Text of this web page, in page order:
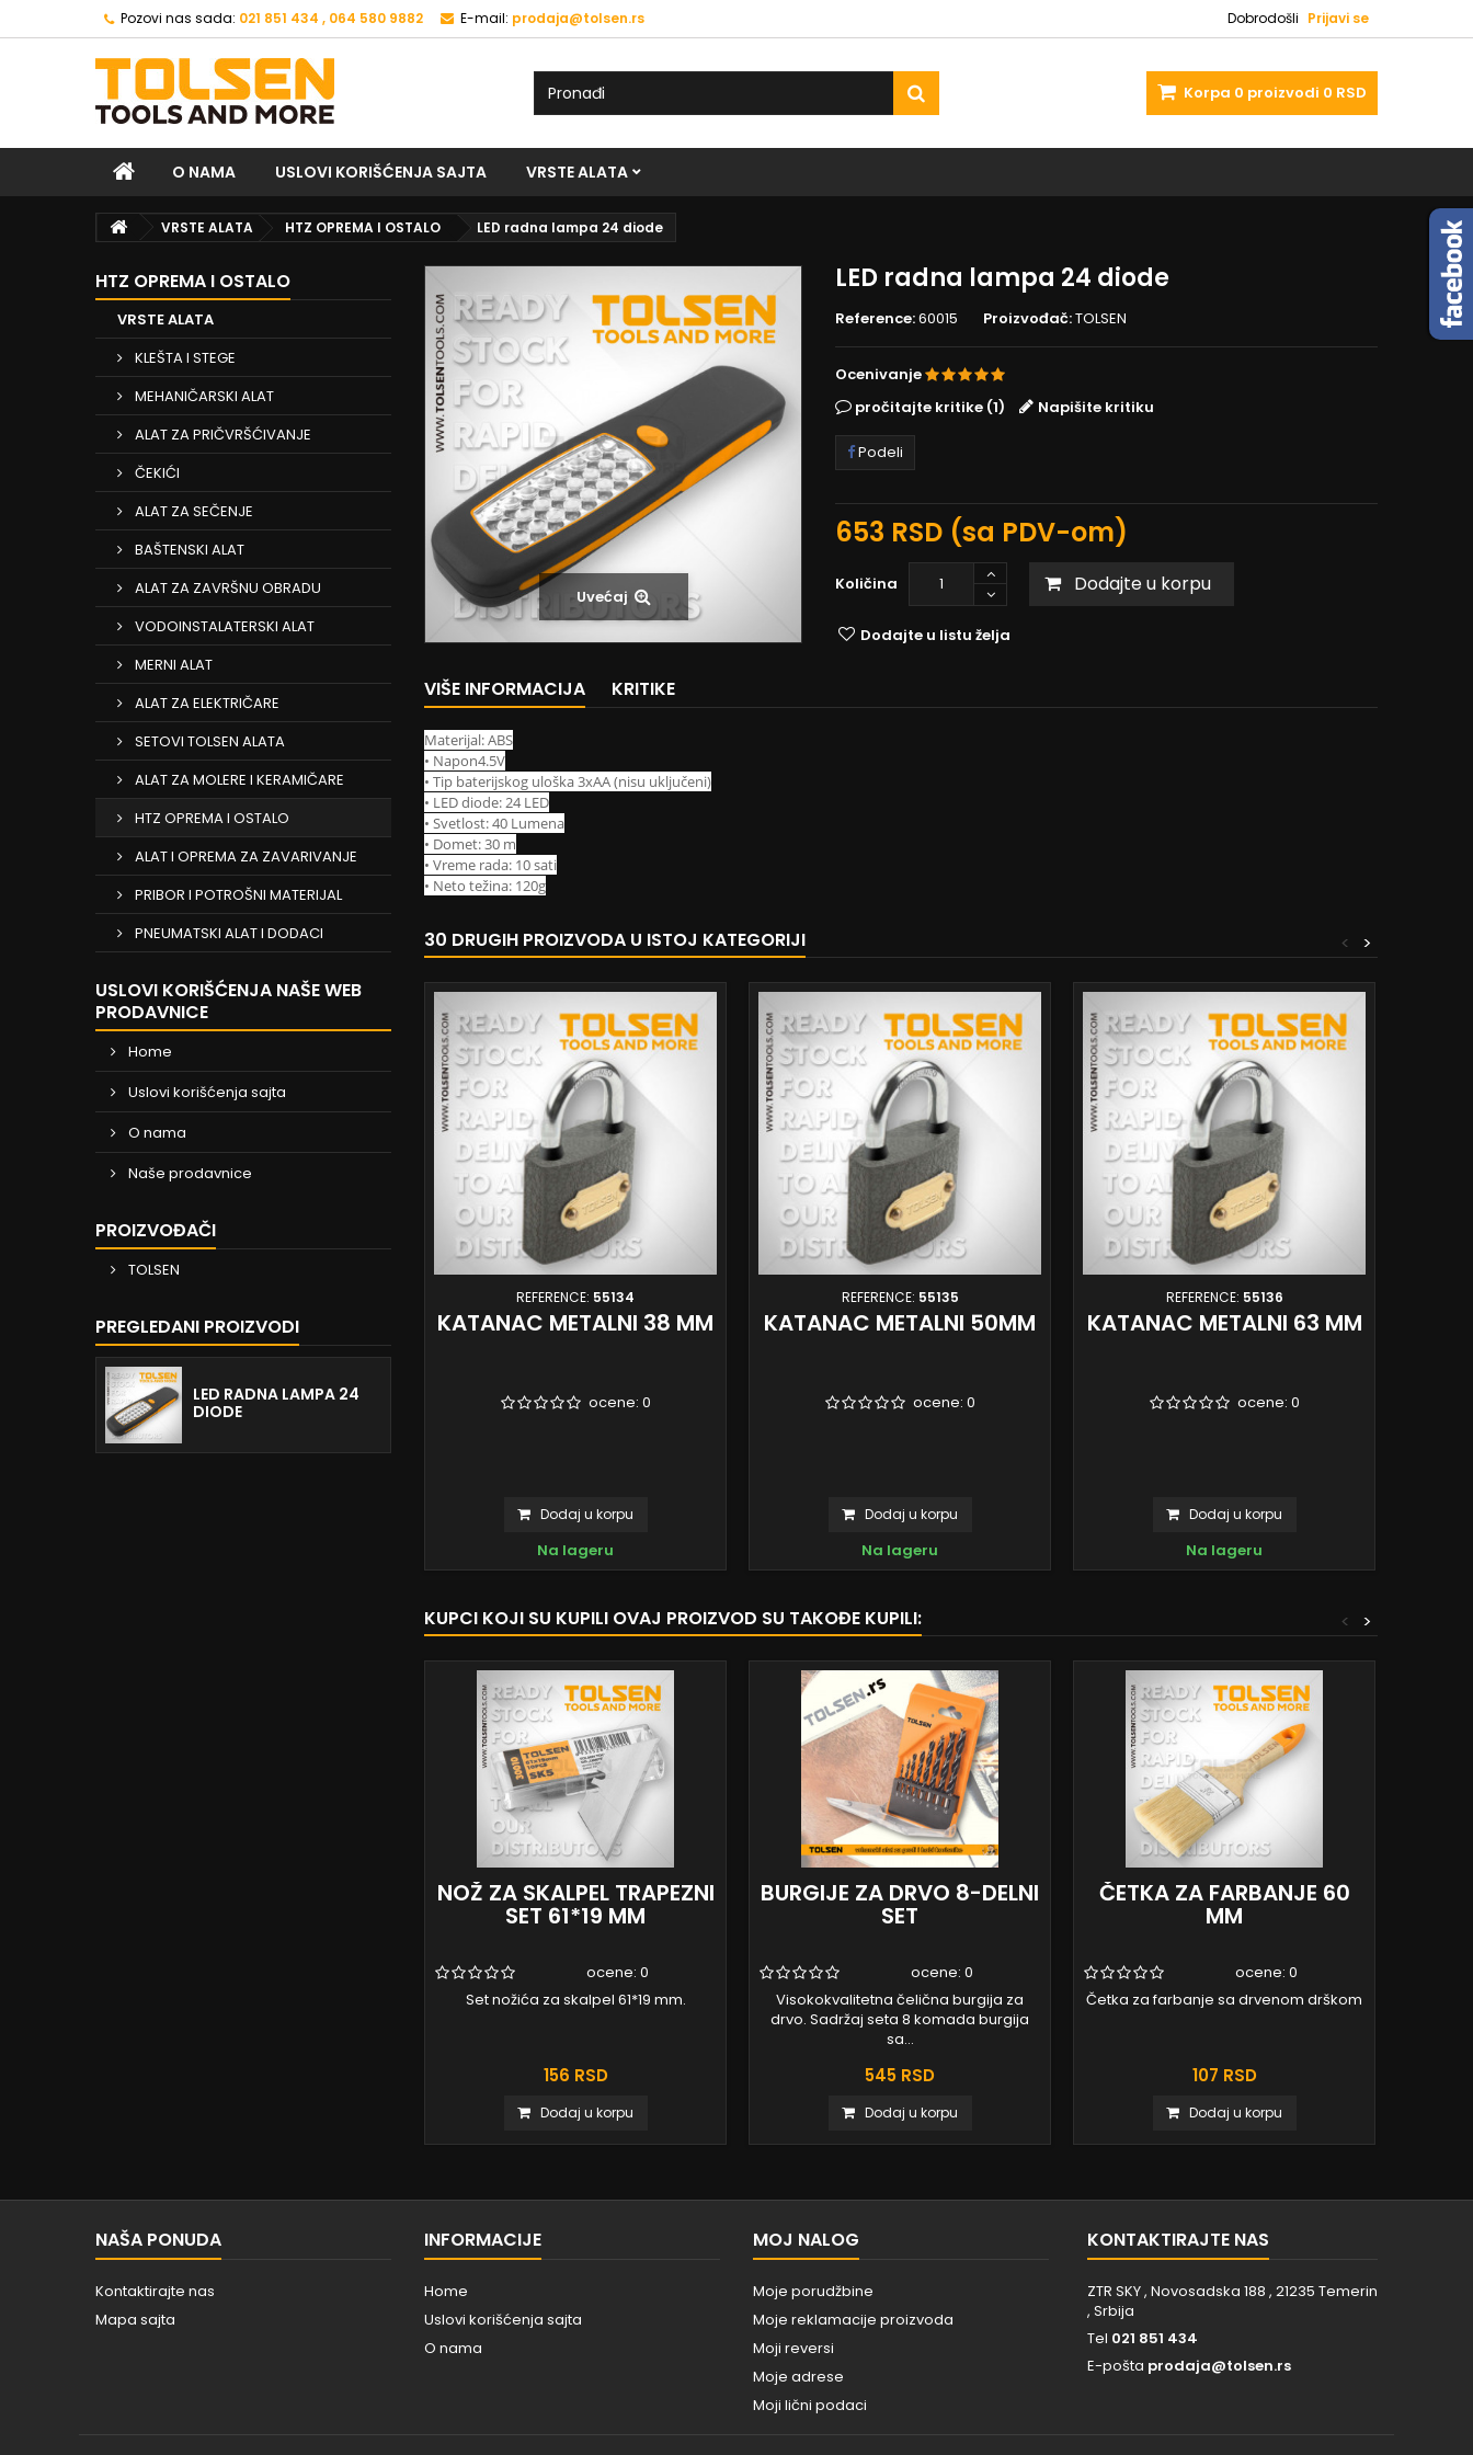
Dobrodošli Prijavi se
Pozovi nas sada: 021 851 434 , 064 580 9882 E-mail: prodaja@tolsen.rs
Korpa 0 proizvodi 0 RSD
O NAMA USLOVI KORIŠĆENJA SAJTA VRSTE ALATA
VRSTE ALATA HTZ OPREMA I OSTALO LED radna lampa 24 diode
HTZ OPREMA I OSTALO
VRSTE ALATA
KLEŠTA I STEGE
MEHANIČARSKI ALAT
ALAT ZA PRIČVRŠĆIVANJE
ČEKIĆI
ALAT ZA SEČENJE
BAŠTENSKI ALAT
ALAT ZA ZAVRŠNU OBRADU
VODOINSTALATERSKI ALAT
MERNI ALAT
ALAT ZA ELEKTRIČARE
SETOVI TOLSEN ALATA
ALAT ZA MOLERE I KERAMIČARE
HTZ OPREMA I OSTALO
ALAT I OPREMA ZA ZAVARIVANJE
PRIBOR I POTROŠNI MATERIJAL
PNEUMATSKI ALAT I DODACI
USLOVI KORIŠĆENJA NAŠE WEB
PRODAVNICE
Home
Uslovi korišćenja sajta
O nama
Naše prodavnice
PROIZVOĐAČI
TOLSEN
PREGLEDANI PROIZVODI
LED RADNA LAMPA 24
DIODE
Uvećaj
LED radna lampa 24 diode
Reference:60015 Proizvođač:TOLSEN
Ocenivanje
pročitajte kritike (1)
Napišite kritiku
Podeli
653 RSD (sa PDV-om)
Količina Dodajte u korpu
Dodajte u listu želja
VIŠE INFORMACIJA KRITIKE
Materijal: ABS
• Napon4.5V
• Tip baterijskog uloška 3xAA (nisu uključeni)
• LED diode: 24 LED
• Svetlost: 40 Lumena
• Domet: 30 m
• Vreme rada: 10 sati
• Neto težina: 120g
30 DRUGIH PROIZVODA U ISTOJ KATEGORIJI >
<
REFERENCE: 55134
KATANAC METALNI 38 MM
ocene: 0
Dodaj u korpu
Na lageru
REFERENCE: 55135
KATANAC METALNI 50MM
ocene: 0
Dodaj u korpu
Na lageru
REFERENCE: 55136
KATANAC METALNI 63 MM
ocene: 0
Dodaj u korpu
Na lageru
KUPCI KOJI SU KUPILI OVAJ PROIZVOD SU TAKOĐE KUPILI: >
<
NOŽ ZA SKALPEL TRAPEZNI
SET 61*19 MM
ocene: 0
Set nožića za skalpel 61*19 mm.
156 RSD
Dodaj u korpu
BURGIJE ZA DRVO 8-DELNI
SET
ocene: 0
Visokokvalitetna čelična burgija za
drvo. Sadržaj seta 8 komada burgija
sa...
545 RSD
Dodaj u korpu
ČETKA ZA FARBANJE 60
MM
ocene: 0
Četka za farbanje sa drvenom drškom
107 RSD
Dodaj u korpu
NAŠA PONUDA
Kontaktirajte nas
Mapa sajta
INFORMACIJE
Home
Uslovi korišćenja sajta
O nama
MOJ NALOG
Moje porudžbine
Moje reklamacije proizvoda
Moji reversi
Moje adrese
Moji lični podaci
KONTAKTIRAJTE NAS
ZTR SKY , Novosadska 188 , 21235 Temerin
, Srbija
Tel 021 851 434
E-pošta prodaja@tolsen.rs